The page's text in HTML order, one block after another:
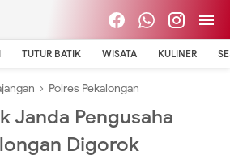
TUTUR BATIK WISATA KULINER
› Polres Pekalongan
Janda Pengusaha
Digorok